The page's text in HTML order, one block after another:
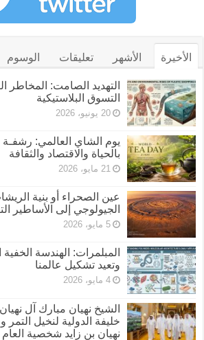
الأخيرة الأشهر تعليقات الوسوم
التهديد الصامت: المخاطر
التسوق البلاستيكية
20 يونيو، 2026
يوم الشاي العالمي: رشفـة
بالحياة والاقتصاد والثقافة
21 مايو، 2026
عين الصحراء أو بنية
الجيولوجي إلى الأساطير
5 مايو، 2026
المبلمرات: الهندسة الخفية
وتعيد تشكيل عالمنا
4 مايو، 2026
الشيخ نهيان مبارك آل
خليفة الدولية لنخيل
نهيان بن زايد شخصية العام 2026